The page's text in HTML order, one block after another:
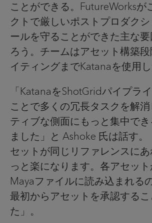
ことができる。FutureWorksが
クトで厳しいポストプロダク
ールを守ることができた主な
ろう。チームはアセット構築
イティングまでKatanaを使用し
「KatanaをShotGridパイプラ
ことで多くの冗長タスクを解
ティブな側面にもっと集中でき
ました」と Ashoke 氏は話す
セットが同じリファレンスに
っと楽になります。各アセッ
Mayaファイルに読み込まれる
最初からアセットを承認する
た」。